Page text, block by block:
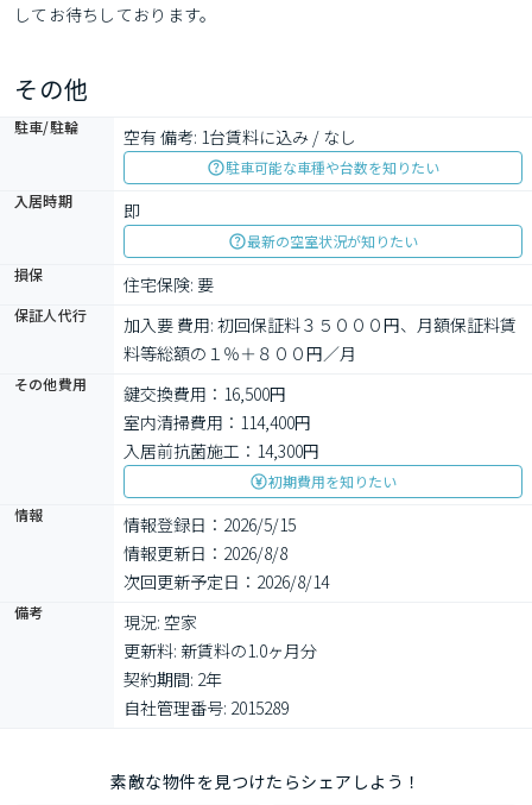
してお待ちしております。
その他
駐車/駐輪 空有 備考: 1台賃料に込み / なし
駐車可能な車種や台数を知りたい
入居時期
即
最新の空室状況が知りたい
損保
住宅保険: 要
保証人代行
加入要 費用: 初回保証料３５０００円、月額保証料賃
料等総額の１％＋８００円／月
その他費用
鍵交換費用：16,500円
室内清掃費用：114,400円
入居前抗菌施工：14,300円
初期費用を知りたい
情報
情報登録日：2026/5/15
情報更新日：2026/8/8
次回更新予定日：2026/8/14
備考
現況: 空家
更新料: 新賃料の1.0ヶ月分
契約期間: 2年
自社管理番号: 2015289
素敵な物件を見つけたらシェアしよう！